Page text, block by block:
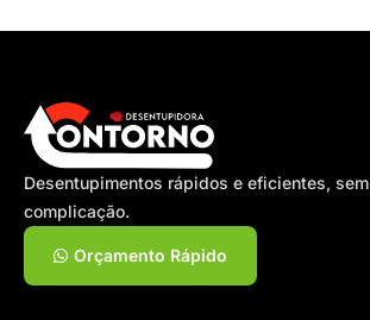
Desentupimentos rápidos e eficientes, sem
complicação.
Orçamento Rápido